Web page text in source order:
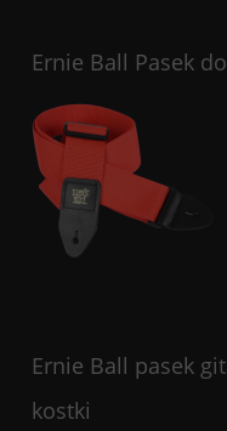
Ernie Ball Pasek
Ernie Ball pasek
kostki